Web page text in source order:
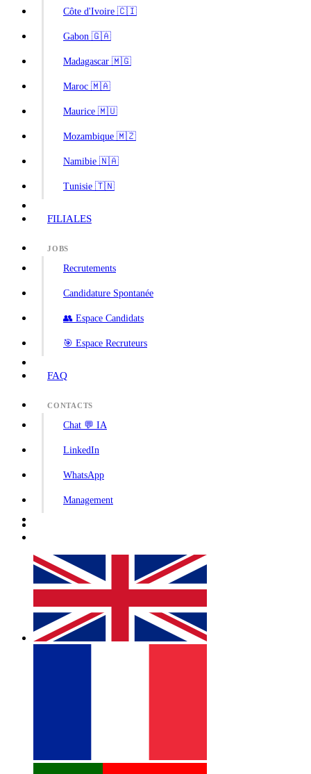
Côte d'Ivoire 🇨🇮
Gabon 🇬🇦
Madagascar 🇲🇬
Maroc 🇲🇦
Maurice 🇲🇺
Mozambique 🇲🇿
Namibie 🇳🇦
Tunisie 🇹🇳
FILIALES
JOBS
Recrutements
Candidature Spontanée
👥 Espace Candidats
🎯 Espace Recruteurs
FAQ
CONTACTS
Chat 💬 IA
LinkedIn
WhatsApp
Management